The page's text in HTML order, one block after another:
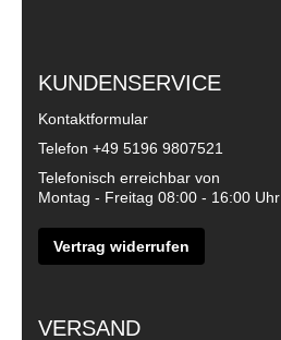
KUNDENSERVICE
Kontaktformular
Telefon +49 5196 9807521
Telefonisch erreichbar von
Montag - Freitag 08:00 - 16:00 Uhr
Vertrag widerrufen
VERSAND